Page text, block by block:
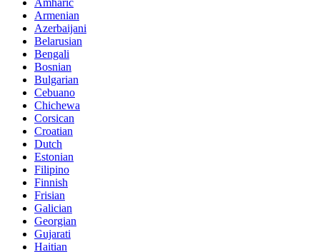
Armenian
Azerbaijani
Belarusian
Bengali
Bosnian
Bulgarian
Cebuano
Chichewa
Corsican
Croatian
Dutch
Estonian
Filipino
Finnish
Frisian
Galician
Georgian
Gujarati
Haitian